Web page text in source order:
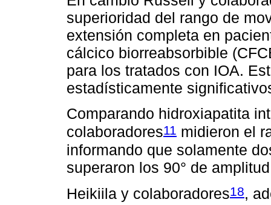
superioridad del rango de
extensión completa en
cálcico biorreabsorbible
para los tratados con IOA.
estadísticamente
Comparando hidroxiapatita
colaboradores11 midieron el
informando que solamente
superaron los 90° de
Heikiila y colaboradores18,